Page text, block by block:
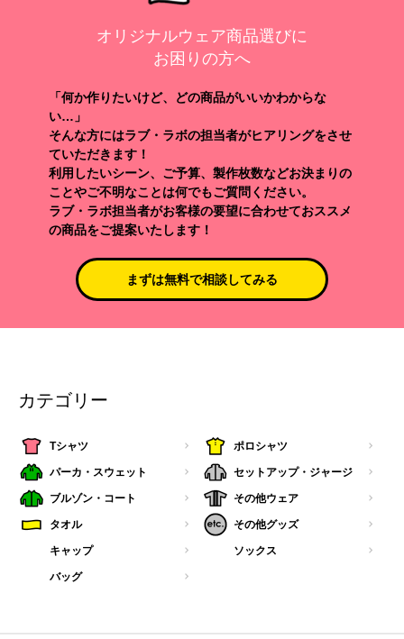
オリジナルウェア商品選びに
お困りの方へ
「何か作りたいけど、どの商品がいいかわからな
い…」
そんな方にはラブ・ラボの担当者がヒアリングをさせ
ていただきます！
利用したいシーン、ご予算、製作枚数などお決まりの
ことやご不明なことは何でもご質問ください。
ラブ・ラボ担当者がお客様の要望に合わせておススメ
の商品をご提案いたします！
まずは無料で相談してみる
カテゴリー
Tシャツ ポロシャツ
パーカ・スウェット セットアップ・ジャージ
ブルゾン・コート その他ウェア
タオル その他グッズ
キャップ ソックス
バッグ